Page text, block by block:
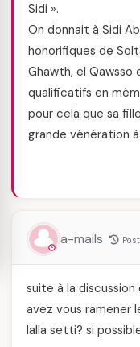
Sidi ».
On donnait à Sidi
honorifiques de
Ghawth, el Qawsso
qualificatifs en
pour cela que sa
grande vénération
a-mails
suite à la
avez vous ramener
lalla setti? si